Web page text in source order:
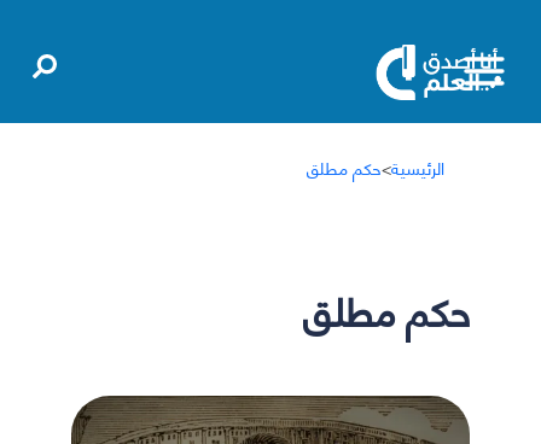
الرئيسية>حكم مطلق
حكم مطلق